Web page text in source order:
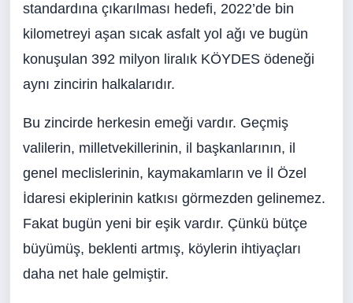
standardına çıkarılması hedefi, 2022’de bin
kilometreyi aşan sıcak asfalt yol ağı ve bugün
konuşulan 392 milyon liralık KÖYDES ödeneği
aynı zincirin halkalarıdır.
Bu zincirde herkesin emeği vardır. Geçmiş
valilerin, milletvekillerinin, il başkanlarının, il
genel meclislerinin, kaymakamların ve İl Özel
İdaresi ekiplerinin katkısı görmezden gelinemez.
Fakat bugün yeni bir eşik vardır. Çünkü bütçe
büyümüş, beklenti artmış, köylerin ihtiyaçları
daha net hale gelmiştir.